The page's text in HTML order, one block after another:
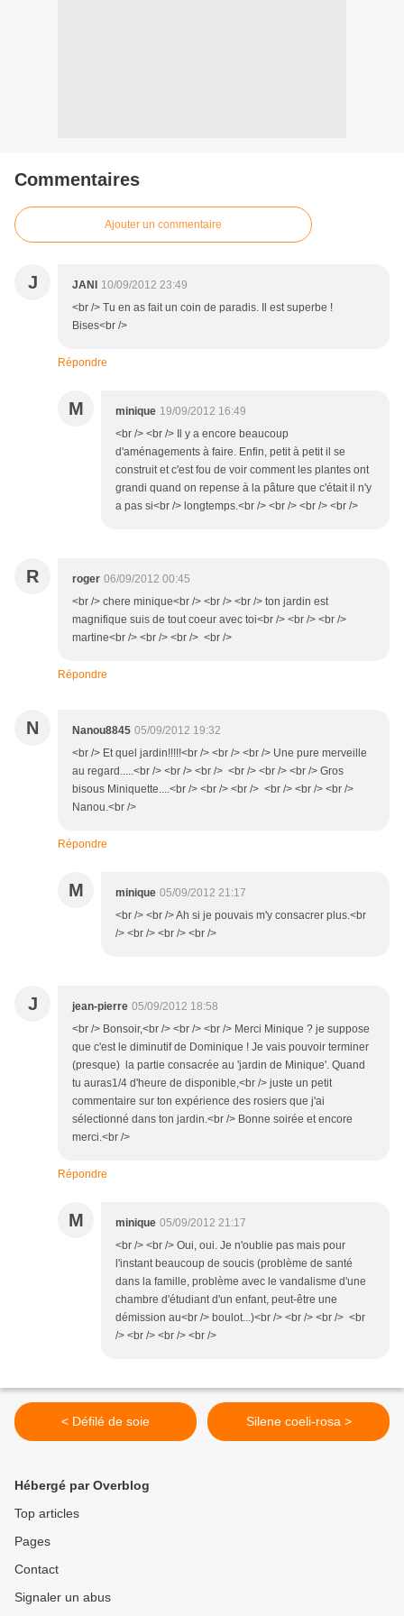
Commentaires
Ajouter un commentaire
J JANI
10/09/2012 23:49
<br /> Tu en as fait un coin de paradis. Il est superbe !
Bises<br />
Répondre
M minique 19/09/2012 16:49
<br /> <br /> Il y a encore beaucoup
d'aménagements à faire. Enfin, petit à petit il se
construit et c'est fou de voir comment les plantes ont
grandi quand on repense à la pâture que c'était il n'y
a pas si<br /> longtemps.<br /> <br /> <br /> <br />
R roger 06/09/2012 00:45
<br /> chere minique<br /> <br /> <br /> ton jardin est
magnifique suis de tout coeur avec toi<br /> <br /> <br />
martine<br /> <br /> <br /> <br />
Répondre
N Nanou8845 05/09/2012 19:32
<br /> Et quel jardin!!!!!<br /> <br /> <br /> Une pure merveille
au regard.....<br /> <br /> <br /> <br /> <br /> <br /> Gros
bisous Miniquette....<br /> <br /> <br /> <br /> <br /> <br />
Nanou.<br />
Répondre
M minique 05/09/2012 21:17
<br /> <br /> Ah si je pouvais m'y consacrer plus.<br
/> <br /> <br /> <br />
J jean-pierre 05/09/2012 18:58
<br /> Bonsoir,<br /> <br /> <br /> Merci Minique ? je suppose
que c'est le diminutif de Dominique ! Je vais pouvoir terminer
(presque) la partie consacrée au 'jardin de Minique'. Quand
tu auras1/4 d'heure de disponible,<br /> juste un petit
commentaire sur ton expérience des rosiers que j'ai
sélectionné dans ton jardin.<br /> Bonne soirée et encore
merci.<br />
Répondre
M minique 05/09/2012 21:17
<br /> <br /> Oui, oui. Je n'oublie pas mais pour
l'instant beaucoup de soucis (problème de santé
dans la famille, problème avec le vandalisme d'une
chambre d'étudiant d'un enfant, peut-être une
démission au<br /> boulot...)<br /> <br /> <br /> <br
/> <br /> <br /> <br />
< Défilé de soie Silene coeli-rosa >
Hébergé par Overblog
Top articles
Pages
Contact
Signaler un abus